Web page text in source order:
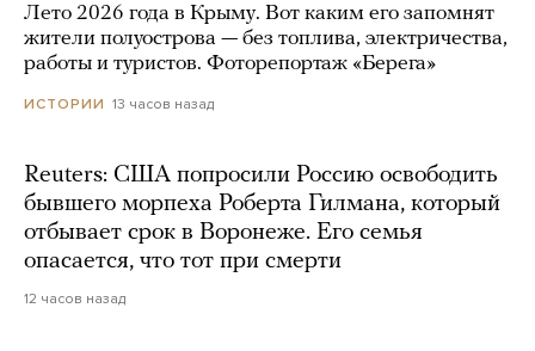
Лето 2026 года в Крыму. Вот каким его запомнят
жители полуострова — без топлива, электричества,
работы и туристов. Фоторепортаж «Берега»
ИСТОРИИ 13 часов назад
Reuters: США попросили Россию освободить
бывшего морпеха Роберта Гилмана, который
отбывает срок в Воронеже. Его семья
опасается, что тот при смерти
12 часов назад